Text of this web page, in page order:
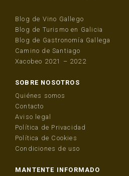
Blog de Vino Gallego
Blog de Turismo en Galicia
Blog de Gastronomía Gallega
Camino de Santiago
Xacobeo 2021 – 2022
SOBRE NOSOTROS
Quiénes somos
Contacto
Aviso legal
Política de Privacidad
Política de Cookies
Condiciones de uso
MANTENTE INFORMADO